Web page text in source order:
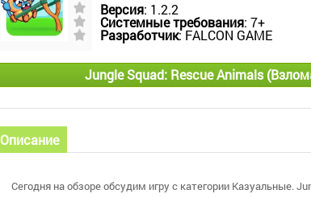
Версия: 1.2.2
Системные требования: 7+
Разработчик: FALCON GAME
Jungle Squad: Rescue Animals
Описание
Сегодня на обзоре обсудим игру с категории Казуальные.